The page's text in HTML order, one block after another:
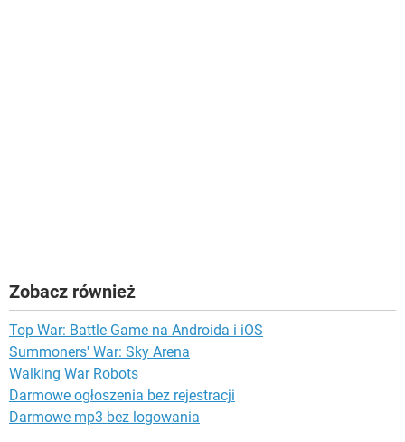
Zobacz również
Top War: Battle Game na Androida i iOS
Summoners' War: Sky Arena
Walking War Robots
Darmowe ogłoszenia bez rejestracji
Darmowe mp3 bez logowania